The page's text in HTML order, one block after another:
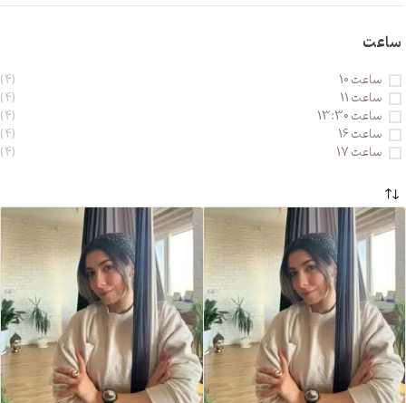
ساعت
ساعت 10 (4)
ساعت 11 (4)
ساعت 13:30 (4)
ساعت 16 (4)
ساعت 17 (4)